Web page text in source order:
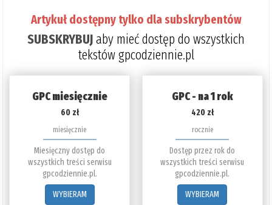
Artykuł dostępny tylko dla subskrybentów
SUBSKRYBUJaby mieć dostęp do wszystkich
tekstów gpcodziennie.pl
GPC miesięcznie
60 zł
miesięcznie
Miesięczny dostęp do
wszystkich treści serwisu
gpcodziennie.pl.
WYBIERAM
GPC - na 1 rok
420 zł
rocznie
Dostęp przez rok do
wszystkich treści serwisu
gpcodziennie.pl.
WYBIERAM